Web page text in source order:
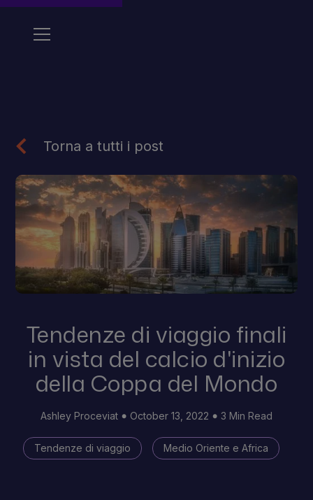
Torna a tutti i post
Tendenze di viaggio finali
in vista del calcio d'inizio
della Coppa del Mondo
Ashley Proceviat October 13, 2022 3 Min Read
Tendenze di viaggio Medio Oriente e Africa